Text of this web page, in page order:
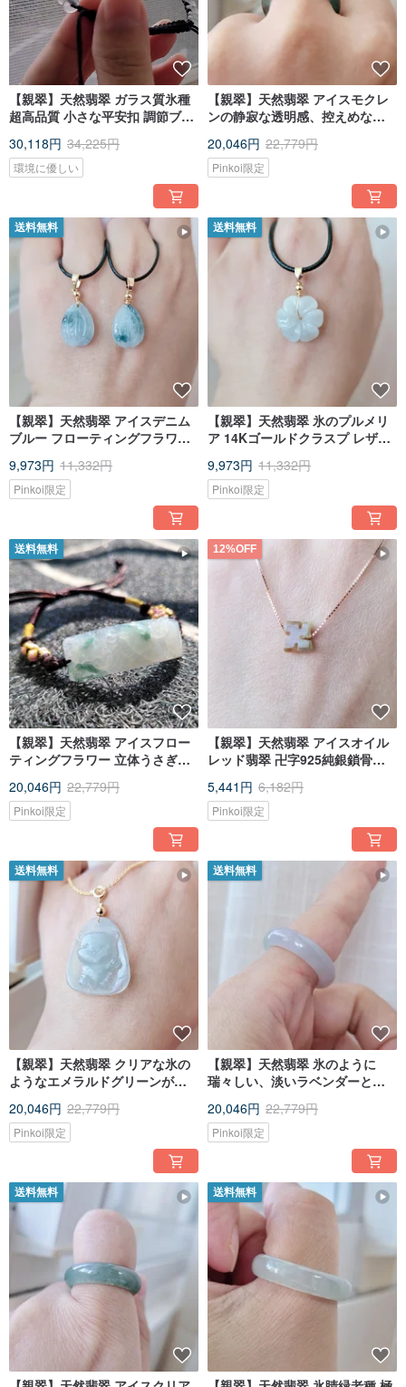
【親翠】天然翡翠 ガラス質氷種
超高品質 小さな平安扣 調節ブレ
応
30,118円 34,225円
環境に優しい
【親翠】天然翡翠 アイスモクレ
ンの静寂な透明感、控えめな三
20,046円 22,779円
Pinkoi限定
送料無料
【親翠】天然翡翠 アイスデニム
ブルー フローティングフラワー
チョーカー ユニークなモチーフ
9,973円 11,332円
Pinkoi限定
送料無料
【親翠】天然翡翠 氷のプルメリ
ア 14Kゴールドクラスプ レザー
9,973円 11,332円
Pinkoi限定
送料無料
【親翠】天然翡翠 アイスフロー
ティングフラワー 立体うさぎの
16cm 干支 卯年
20,046円 22,779円
Pinkoi限定
12%OFF
【親翠】天然翡翠 アイスオイル
レッド翡翠 卍字925純銀鎖骨ネ
5,441円 6,182円
Pinkoi限定
送料無料
【親翠】天然翡翠 クリアな氷の
ようなエメラルドグリーンが愛
銀ネックレス 干支 寅
20,046円 22,779円
Pinkoi限定
送料無料
【親翠】天然翡翠 氷のように
瑞々しい、淡いラベンダーとグ
20,046円 22,779円
Pinkoi限定
送料無料 送料無料